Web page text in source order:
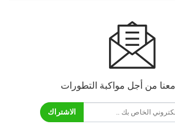
من أجل مواكبة التطورات
الاشتراك